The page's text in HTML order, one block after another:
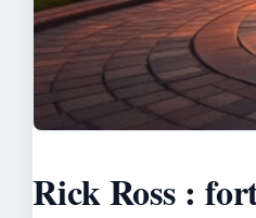
Rick Ross :